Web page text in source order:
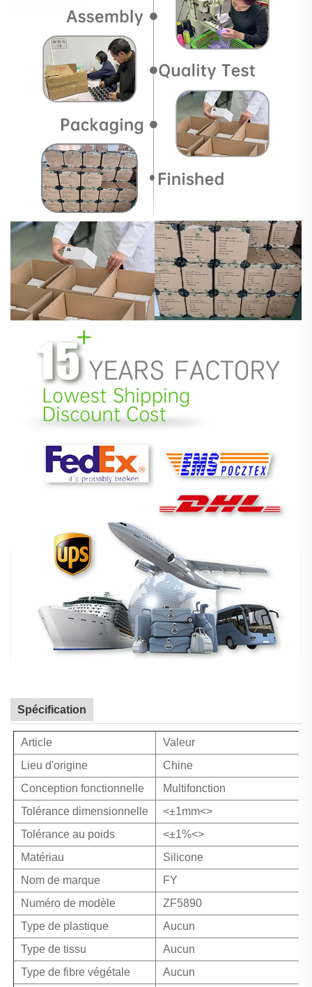
Spécification
Article
Valeur
Lieu d'origine
Chine
Conception fonctionnelle
Multifonction
Tolérance dimensionnelle
<±1mm<>
Tolérance au poids
<±1%<>
Matériau
Silicone
Nom de marque
FY
Numéro de modèle
ZF5890
Type de plastique
Aucun
Type de tissu
Aucun
Type de fibre végétale
Aucun